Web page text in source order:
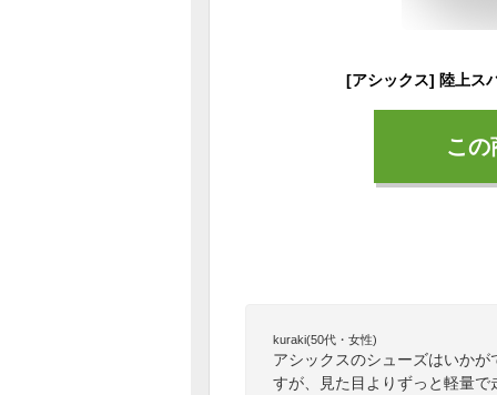
こ
kuraki(50代・女性)
アシックスのシューズはいか
すが、見た目よりずっと軽量